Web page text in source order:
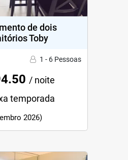
de dois
Toby
1 - 6 Pessoas
/ noite
temporada
2026)